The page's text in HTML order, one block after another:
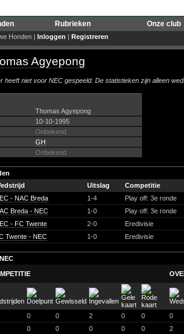
Rubrieken Onze club
Honden | Inloggen | Registreren
Agyepong
heeft niet voor NEC gespeeld. De statistieken zijn alleen
Thomas Agyepong
10-10-1995
Onbekend
GH
Onbekend
Uitslag
Competitie
- NAC Breda 1-4
Play off: 3e ronde
Breda - NEC 1-0
Play off: 3e ronde
- FC Twente 2-0
Eredivisie
Twente - NEC 1-0 Eredivisie
0 0 2 0 0
0
0 0 0 0 0
2